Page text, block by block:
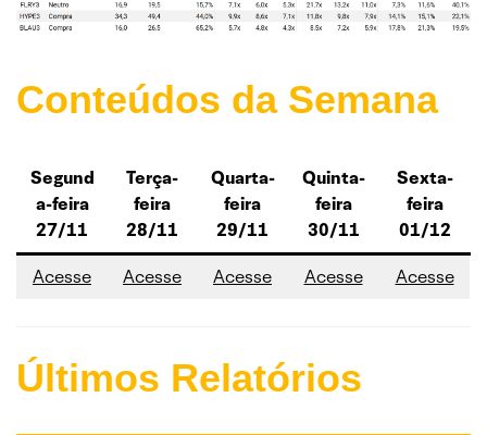
Conteúdos da Semana
Segund
a-feira
27/11
Terça-
feira
28/11
Quarta-
feira
29/11
Quinta-
feira
30/11
Sexta-
feira
01/12
Acesse Acesse Acesse Acesse Acesse
Últimos Relatórios